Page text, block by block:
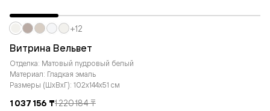
Витрина Вельвет
Отделка: Матовый пудровый белый
Материал: Гладкая эмаль
Размеры (ШxВxГ): 102x144x51 см
1 037 156 ₸1 220 184 ₸
+12